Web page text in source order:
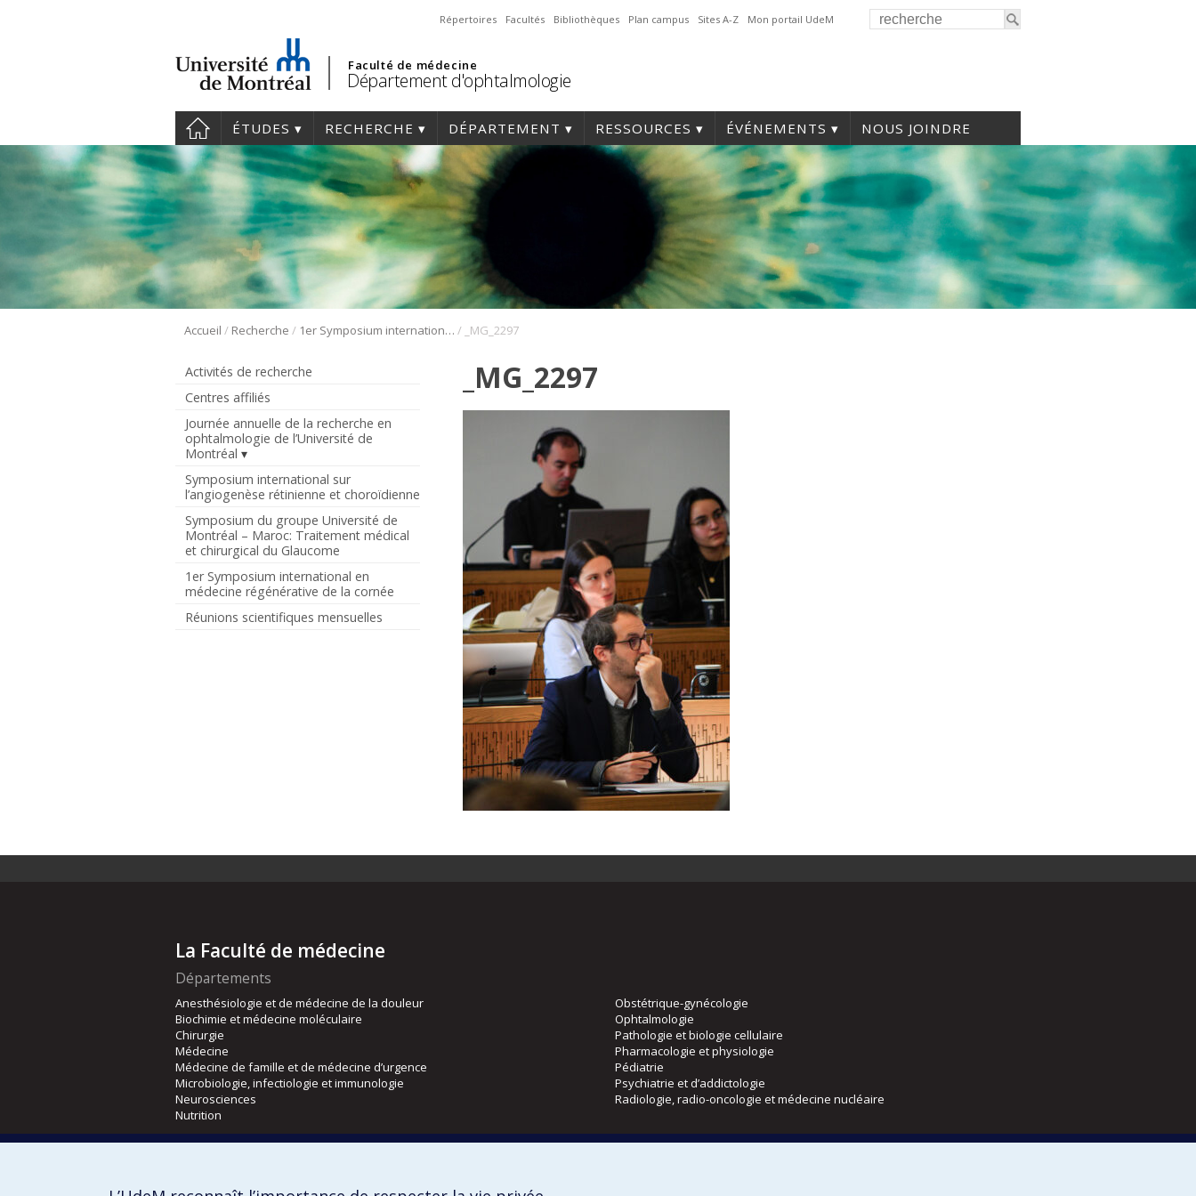
Répertoires Facultés Bibliothèques Plan campus Sites A-Z Mon portail UdeM
Faculté de médecine
Département d'ophtalmologie
ÉTUDES RECHERCHE DÉPARTEMENT RESSOURCES ÉVÉNEMENTS NOUS JOINDRE
Accueil / Recherche / 1er Symposium international en médecine régénérative de la cornée / _MG_2297
Activités de recherche
Centres affiliés
Journée annuelle de la recherche en
ophtalmologie de l’Université de
Montréal
Symposium international sur
l’angiogenèse rétinienne et choroïdienne
Symposium du groupe Université de
Montréal – Maroc: Traitement médical
et chirurgical du Glaucome
1er Symposium international en
médecine régénérative de la cornée
Réunions scientifiques mensuelles
_MG_2297
La Faculté de médecine
Départements
Anesthésiologie et de médecine de la douleur
Biochimie et médecine moléculaire
Chirurgie
Médecine
Médecine de famille et de médecine d’urgence
Microbiologie, infectiologie et immunologie
Neurosciences
Nutrition
Obstétrique-gynécologie
Ophtalmologie
Pathologie et biologie cellulaire
Pharmacologie et physiologie
Pédiatrie
Psychiatrie et d’addictologie
Radiologie, radio-oncologie et médecine nucléaire